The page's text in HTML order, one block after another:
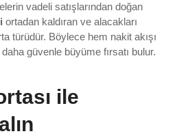
vadeli satışlarından doğan
ortadan kaldıran ve alacakları
türüdür. Böylece hem nakit akışı
güvenle büyüme fırsatı bulur.
ile